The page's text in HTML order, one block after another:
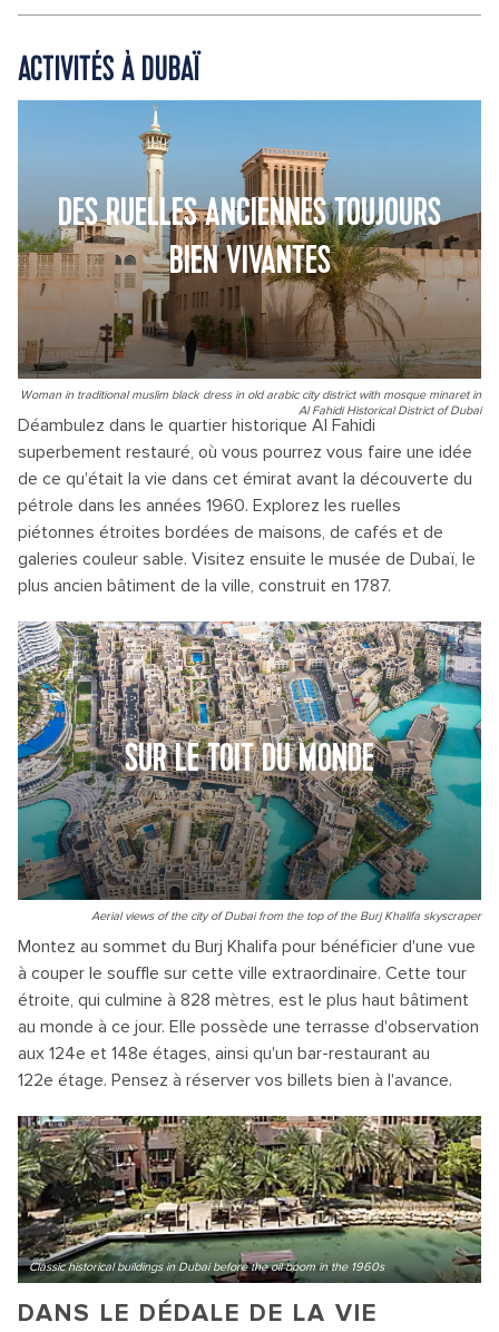
ACTIVITÉS À DUBAÏ
DES RUELLES ANCIENNES TOUJOURS
BIEN VIVANTES
Woman in traditional muslim black dress in old arabic city district with mosque minaret in
Al Fahidi Historical District of Dubai
Déambulez dans le quartier historique Al Fahidi
superbement restauré, où vous pourrez vous faire une idée
de ce qu'était la vie dans cet émirat avant la découverte du
pétrole dans les années 1960. Explorez les ruelles
piétonnes étroites bordées de maisons, de cafés et de
galeries couleur sable. Visitez ensuite le musée de Dubaï, le
plus ancien bâtiment de la ville, construit en 1787.
SUR LE TOIT DU MONDE
Aerial views of the city of Dubai from the top of the Burj Khalifa skyscraper
Montez au sommet du Burj Khalifa pour bénéficier d'une vue
à couper le souffle sur cette ville extraordinaire. Cette tour
étroite, qui culmine à 828 mètres, est le plus haut bâtiment
au monde à ce jour. Elle possède une terrasse d'observation
aux 124e et 148e étages, ainsi qu'un bar-restaurant au
122e étage. Pensez à réserver vos billets bien à l'avance.
Classic historical buildings in Dubai before the oil boom in the 1960s
DANS LE DÉDALE DE LA VIE